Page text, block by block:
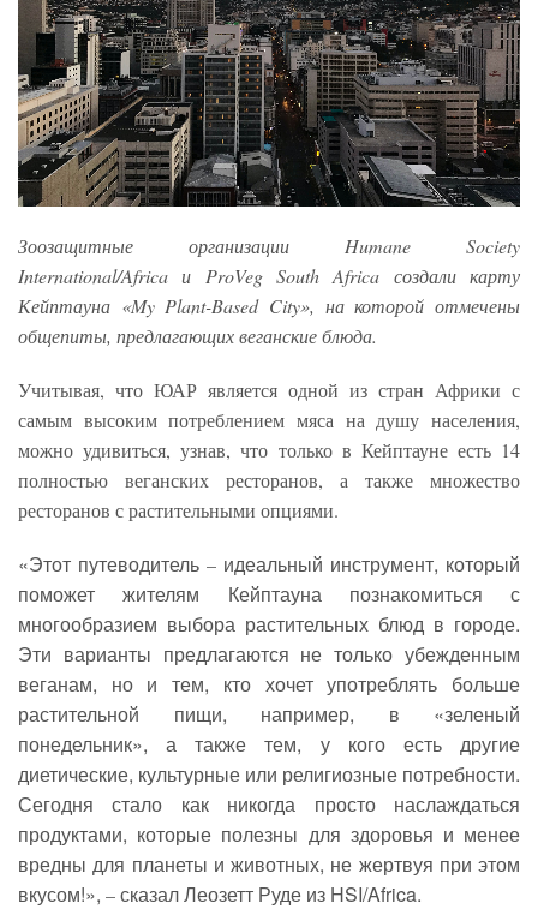
Зоозащитные организации Humane Society
International/Africa и ProVeg South Africa создали карту
Кейптауна «My Plant-Based City», на которой отмечены
общепиты, предлагающих веганские блюда.
Учитывая, что ЮАР является одной из стран Африки с
самым высоким потреблением мяса на душу населения,
можно удивиться, узнав, что только в Кейптауне есть 14
полностью веганских ресторанов, а также множество
ресторанов с растительными опциями.
«Этот путеводитель – идеальный инструмент, который
поможет жителям Кейптауна познакомиться с
многообразием выбора растительных блюд в городе.
Эти варианты предлагаются не только убежденным
веганам, но и тем, кто хочет употреблять больше
растительной пищи, например, в «зеленый
понедельник», а также тем, у кого есть другие
диетические, культурные или религиозные потребности.
Сегодня стало как никогда просто наслаждаться
продуктами, которые полезны для здоровья и менее
вредны для планеты и животных, не жертвуя при этом
вкусом!», –сказал Леозетт Руде из HSI/Africa.